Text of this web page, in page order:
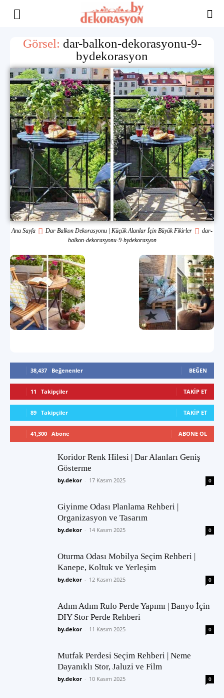
Yaşam
İlham
Görsel: dar-balkon-dekorasyonu-9-
bydekorasyon
Ana Sayfa Dar Balkon Dekorasyonu | Küçük Alanlar İçin Büyük Fikirler
dar-
balkon-dekorasyonu-9-bydekorasyon
38,437 Beğenenler BEĞEN
11 Takipçiler TAKIP ET
89 Takipçiler TAKIP ET
41,300 Abone ABONE OL
Koridor Renk Hilesi | Dar Alanları Geniş
Gösterme
by.dekor - 17 Kasım 2025 0
Giyinme Odası Planlama Rehberi |
Organizasyon ve Tasarım
by.dekor - 14 Kasım 2025 0
Oturma Odası Mobilya Seçim Rehberi |
Kanepe, Koltuk ve Yerleşim
by.dekor - 12 Kasım 2025 0
Adım Adım Rulo Perde Yapımı | Banyo İçin
DIY Stor Perde Rehberi
by.dekor - 11 Kasım 2025 0
Mutfak Perdesi Seçim Rehberi | Neme
Dayanıklı Stor, Jaluzi ve Film
by.dekor - 10 Kasım 2025 0